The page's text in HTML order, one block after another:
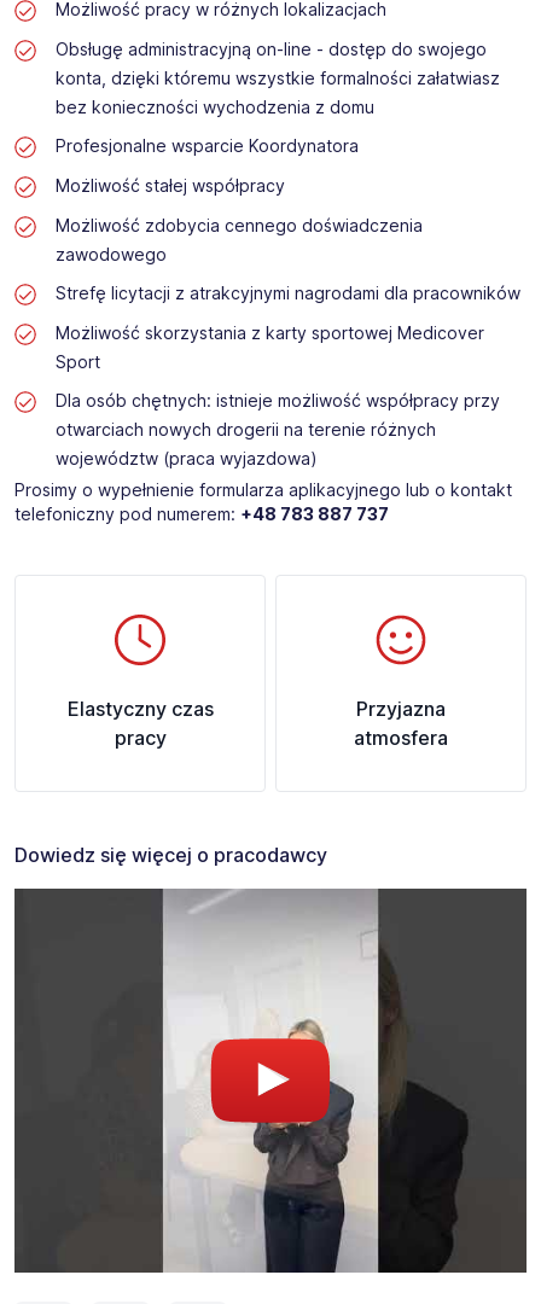
Możliwość pracy w różnych lokalizacjach
Obsługę administracyjną on-line - dostęp do swojego
konta, dzięki któremu wszystkie formalności załatwiasz
bez konieczności wychodzenia z domu
Profesjonalne wsparcie Koordynatora
Możliwość stałej współpracy
Możliwość zdobycia cennego doświadczenia
zawodowego
Strefę licytacji z atrakcyjnymi nagrodami dla pracowników
Możliwość skorzystania z karty sportowej Medicover
Sport
Dla osób chętnych: istnieje możliwość współpracy przy
otwarciach nowych drogerii na terenie różnych
województw (praca wyjazdowa)
Prosimy o wypełnienie formularza aplikacyjnego lub o kontakt
telefoniczny pod numerem: +48 783 887 737
Elastyczny czas
pracy
Przyjazna
atmosfera
Dowiedz się więcej o pracodawcy